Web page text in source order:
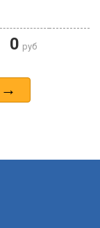
0 руб